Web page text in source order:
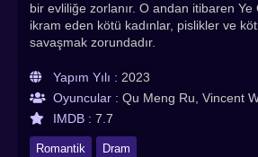
bir evliliğe zorlanır. O andan itibaren
ikram eden kötü kadınlar, pislikler ve
savaşmak zorundadır.
Yapım Yılı : 2023
Oyuncular : Qu Meng Ru, Vincent
IMDB : 7.7
Romantik Dram